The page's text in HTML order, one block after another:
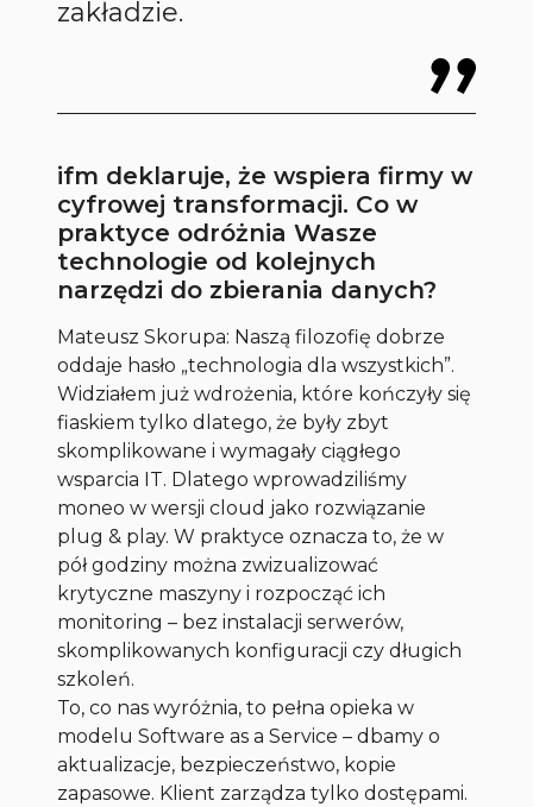
zakładzie.
ifm deklaruje, że wspiera firmy w
cyfrowej transformacji. Co w
praktyce odróżnia Wasze
technologie od kolejnych
narzędzi do zbierania danych?
Mateusz Skorupa: Naszą filozofię dobrze
oddaje hasło „technologia dla wszystkich”.
Widziałem już wdrożenia, które kończyły się
fiaskiem tylko dlatego, że były zbyt
skomplikowane i wymagały ciągłego
wsparcia IT. Dlatego wprowadziliśmy
moneo w wersji cloud jako rozwiązanie
plug & play. W praktyce oznacza to, że w
pół godziny można zwizualizować
krytyczne maszyny i rozpocząć ich
monitoring – bez instalacji serwerów,
skomplikowanych konfiguracji czy długich
szkoleń.
To, co nas wyróżnia, to pełna opieka w
modelu Software as a Service – dbamy o
aktualizacje, bezpieczeństwo, kopie
zapasowe. Klient zarządza tylko dostępami.